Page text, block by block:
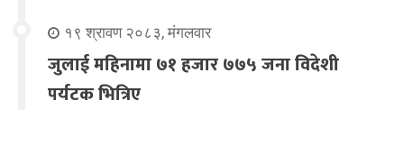
१९ श्रावण २०८३, मंगलवार
जुलाई महिनामा ७१ हजार ७७५ जना विदेशी
पर्यटक भित्रिए